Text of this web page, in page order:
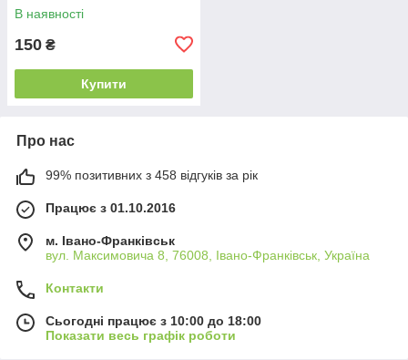
В наявності
150 ₴
Купити
Про нас
99% позитивних з 458 відгуків за рік
Працює з 01.10.2016
м. Івано-Франківськ
вул. Максимовича 8, 76008, Івано-Франківськ, Україна
Контакти
Сьогодні працює з 10:00 до 18:00
Показати весь графік роботи